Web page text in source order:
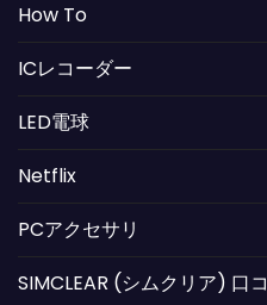
How To
ICレコーダー
LED電球
Netflix
PCアクセサリ
SIMCLEAR (シムクリア) 口